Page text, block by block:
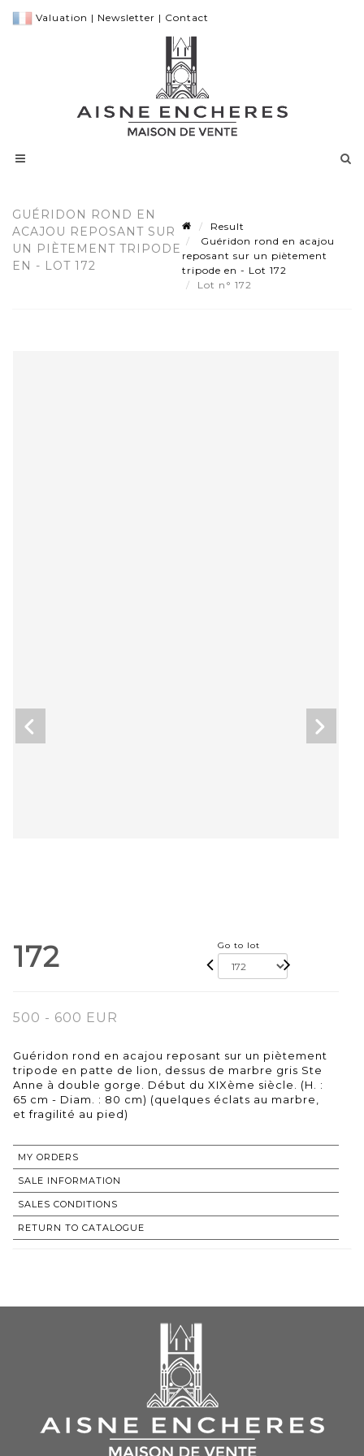
Valuation | Newsletter | Contact
GUÉRIDON ROND EN
ACAJOU REPOSANT SUR
UN PIÈTEMENT TRIPODE
EN - LOT 172
Result
Guéridon rond en acajou
reposant sur un piètement
tripode en - Lot 172
Lot n° 172
172 Go to lot
500 - 600 EUR
Guéridon rond en acajou reposant sur un piètement
tripode en patte de lion, dessus de marbre gris Ste
Anne à double gorge. Début du XIXème siècle. (H. :
65 cm - Diam. : 80 cm) (quelques éclats au marbre,
et fragilité au pied)
MY ORDERS
SALE INFORMATION
SALES CONDITIONS
RETURN TO CATALOGUE